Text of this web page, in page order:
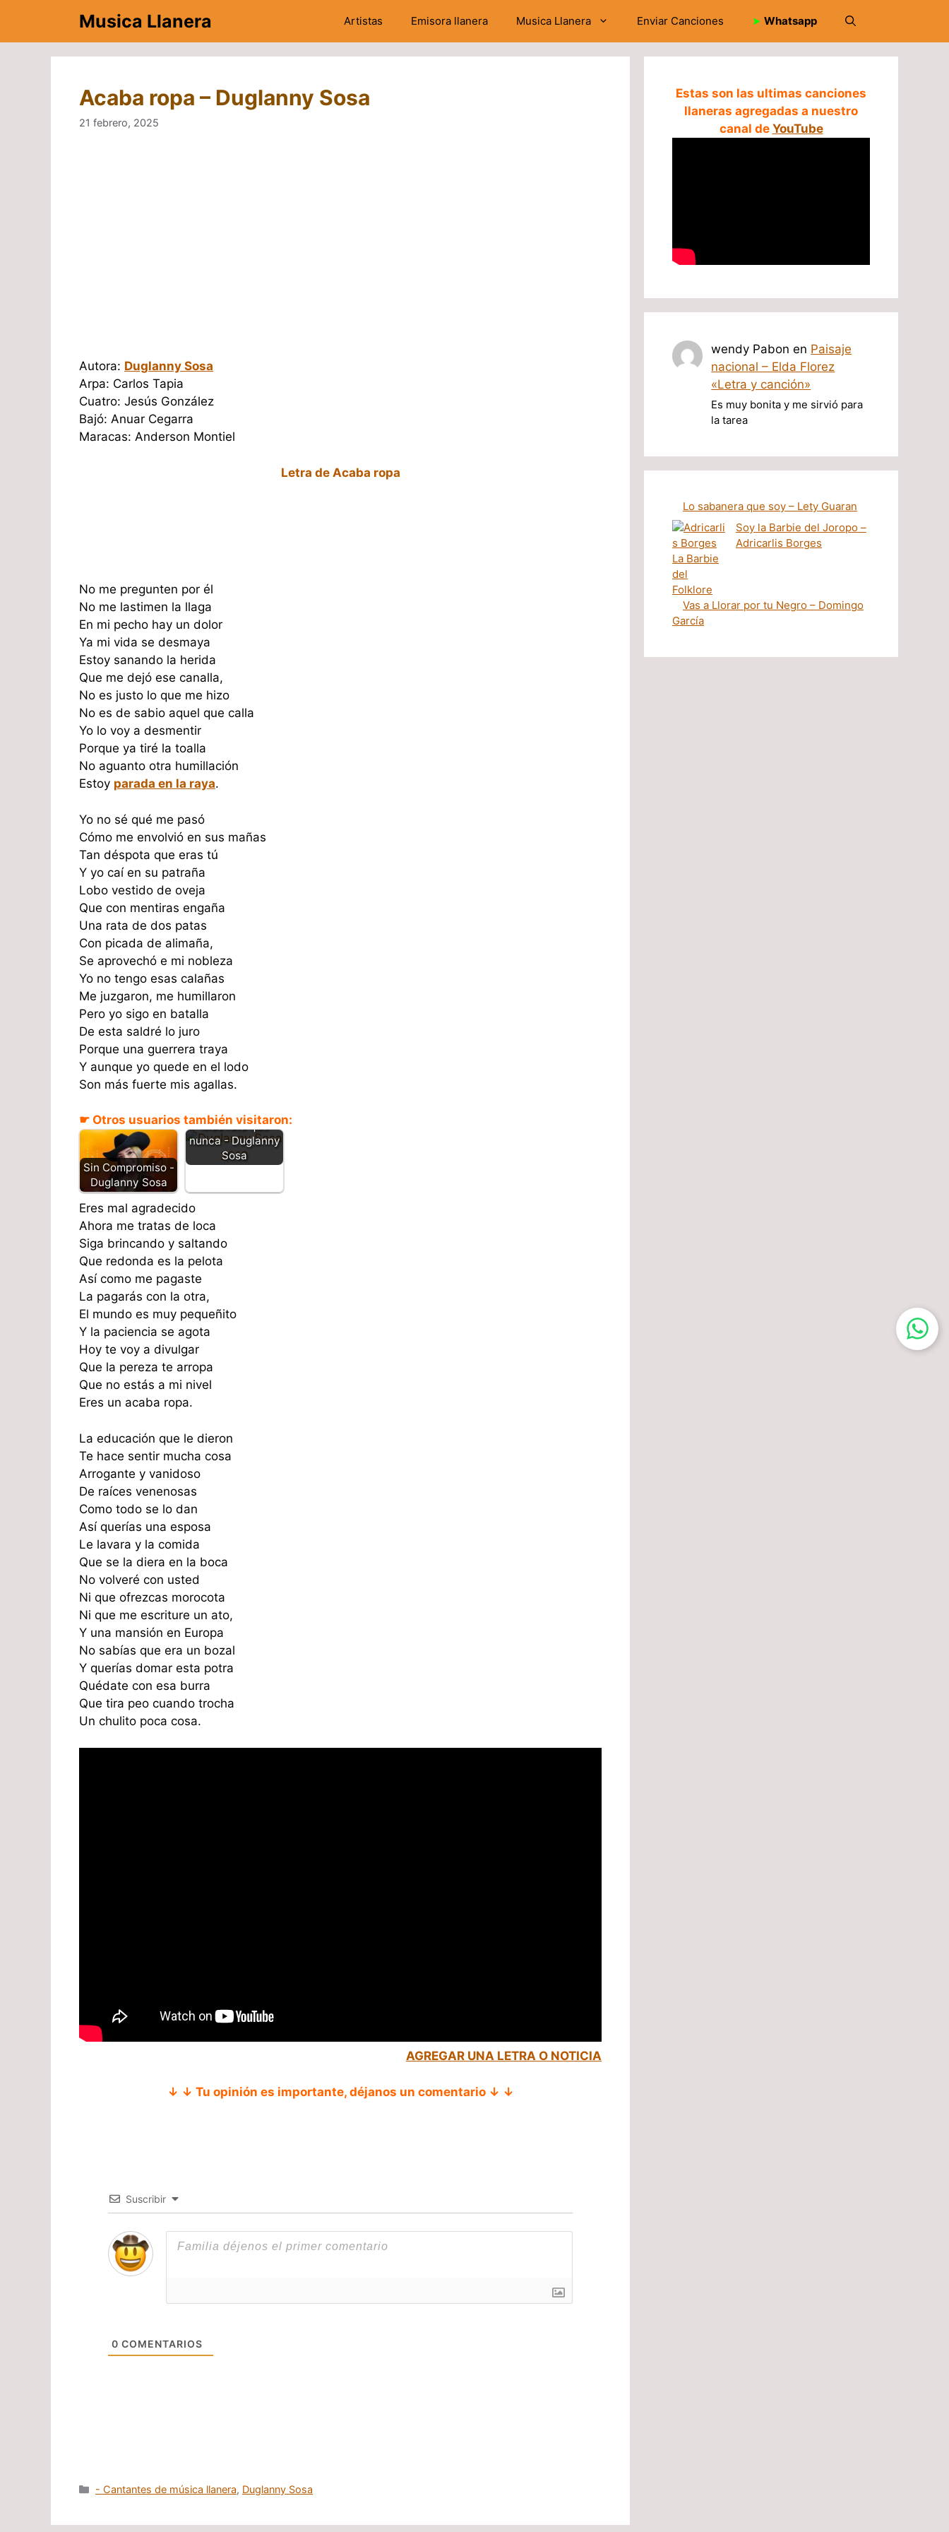
contenido
Musica Llanera Artistas Emisora llanera Musica Llanera Enviar Canciones ➤ Whatsapp
Acaba ropa – Duglanny Sosa
21 febrero, 2025
Autora: Duglanny Sosa
Arpa: Carlos Tapia
Cuatro: Jesús González
Bajó: Anuar Cegarra
Maracas: Anderson Montiel
Letra de Acaba ropa
No me pregunten por él
No me lastimen la llaga
En mi pecho hay un dolor
Ya mi vida se desmaya
Estoy sanando la herida
Que me dejó ese canalla,
No es justo lo que me hizo
No es de sabio aquel que calla
Yo lo voy a desmentir
Porque ya tiré la toalla
No aguanto otra humillación
Estoy parada en la raya.
Yo no sé qué me pasó
Cómo me envolvió en sus mañas
Tan déspota que eras tú
Y yo caí en su patraña
Lobo vestido de oveja
Que con mentiras engaña
Una rata de dos patas
Con picada de alimaña,
Se aprovechó e mi nobleza
Yo no tengo esas calañas
Me juzgaron, me humillaron
Pero yo sigo en batalla
De esta saldré lo juro
Porque una guerrera traya
Y aunque yo quede en el lodo
Son más fuerte mis agallas.
☛ Otros usuarios también visitaron:
Sin Compromiso -
Duglanny Sosa
Mas rata que
nunca - Duglanny
Sosa
Eres mal agradecido
Ahora me tratas de loca
Siga brincando y saltando
Que redonda es la pelota
Así como me pagaste
La pagarás con la otra,
El mundo es muy pequeñito
Y la paciencia se agota
Hoy te voy a divulgar
Que la pereza te arropa
Que no estás a mi nivel
Eres un acaba ropa.
La educación que le dieron
Te hace sentir mucha cosa
Arrogante y vanidoso
De raíces venenosas
Como todo se lo dan
Así querías una esposa
Le lavara y la comida
Que se la diera en la boca
No volveré con usted
Ni que ofrezcas morocota
Ni que me escriture un ato,
Y una mansión en Europa
No sabías que era un bozal
Y querías domar esta potra
Quédate con esa burra
Que tira peo cuando trocha
Un chulito poca cosa.
AGREGAR UNA LETRA O NOTICIA
↓ ↓ Tu opinión es importante, déjanos un comentario ↓ ↓
Suscribir
0 COMENTARIOS
Categorías
- Cantantes de música llanera, Duglanny Sosa
Estas son las ultimas canciones
llaneras agregadas a nuestro
canal de YouTube
wendy Pabon en Paisaje
nacional – Elda Florez
«Letra y canción»
Es muy bonita y me sirvió para
la tarea
Lo sabanera que soy – Lety Guaran
Soy la Barbie del Joropo –
Adricarlis Borges
Vas a Llorar por tu Negro – Domingo
García